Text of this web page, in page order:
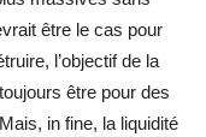
être le cas pour
l’objectif de la
être pour des
in fine, la liquidité